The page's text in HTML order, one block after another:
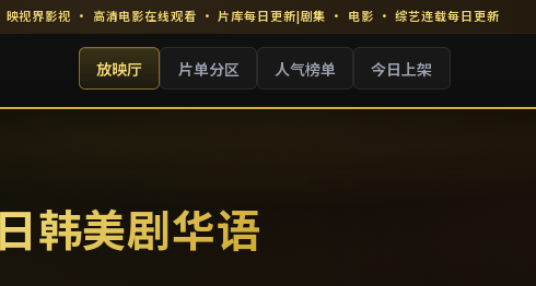
映视界影视 · 高清电影在线观看 · 片库每日更新|剧集 · 电影 · 综艺连载每日更新
放映厅 片单分区 人气榜单 今日上架
韩美剧华语